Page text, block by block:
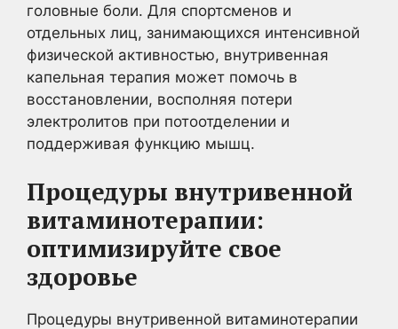
головные боли. Для спортсменов и
отдельных лиц, занимающихся интенсивной
физической активностью, внутривенная
капельная терапия может помочь в
восстановлении, восполняя потери
электролитов при потоотделении и
поддерживая функцию мышц.
Процедуры внутривенной
витаминотерапии:
оптимизируйте свое
здоровье
Процедуры внутривенной витаминотерапии